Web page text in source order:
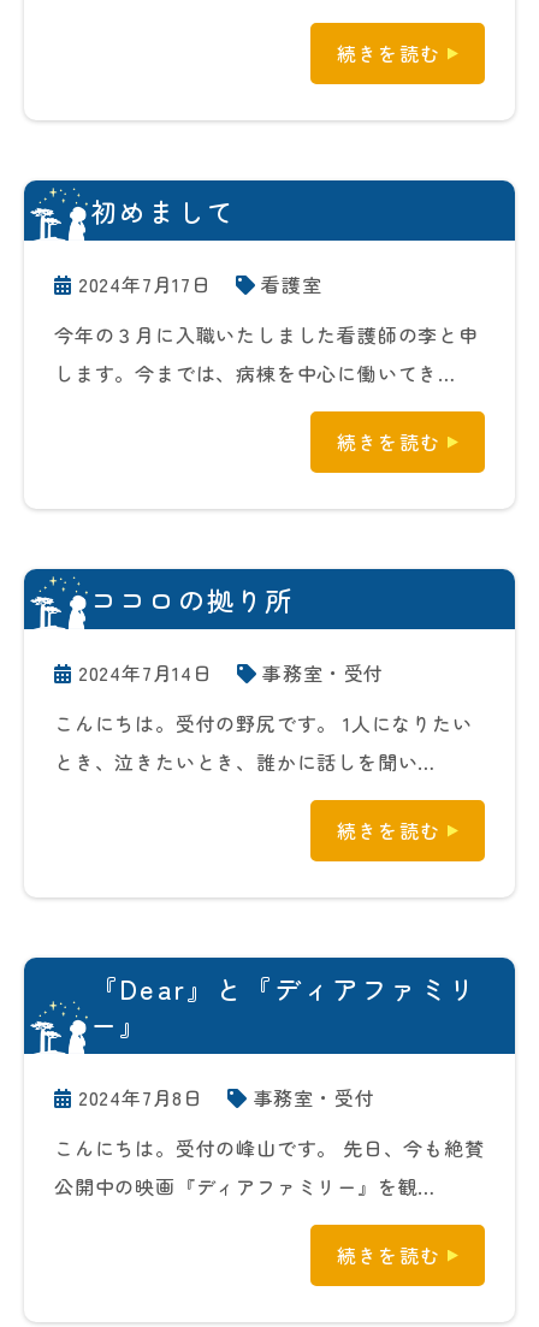
続きを読む
初めまして
2024年7月17日
看護室
今年の３月に入職いたしました看護師の李と申
します。今までは、病棟を中心に働いてき…
続きを読む
ココロの拠り所
2024年7月14日
事務室・受付
こんにちは。受付の野尻です。 1人になりたい
とき、泣きたいとき、誰かに話しを聞い…
続きを読む
『Dear』と『ディアファミリ
ー』
2024年7月8日
事務室・受付
こんにちは。受付の峰山です。 先日、今も絶賛
公開中の映画『ディアファミリー』を観…
続きを読む